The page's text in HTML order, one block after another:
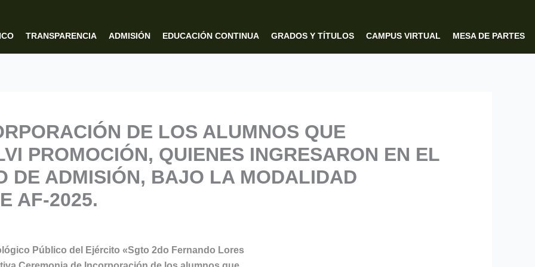
TRANSPARENCIA ADMISIÓN EDUCACIÓN CONTINUA GRADOS Y TÍTULOS CAMPUS VIRTUAL MESA DE PARTES
DE LOS ALUMNOS QUE
PROMOCIÓN, QUIENES INGRESARON EN EL
DE ADMISIÓN, BAJO LA MODALIDAD
AF-2025.
Público del Ejército «Sgto 2do Fernando Lores